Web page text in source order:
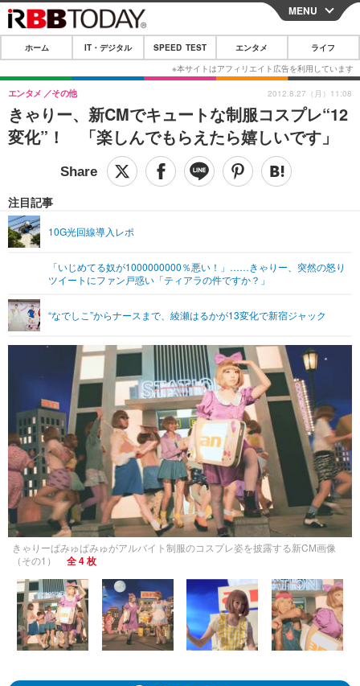
CLOSE
ホーム
IT・デジタル
IT・デジタルTOP スマートフォン
ガジェット・ツール
ショッピング その他
SPEED TEST
エンタメTOP 映画・ドラマ
グラビア ブログ
ショッピング その他
ライフTOP
その他
リリース一覧
MENU
ホーム IT・デジタル SPEED TEST エンタメ ライフ
きゃりー、新CMでキュートな制服コスプレ“12
変化”！ 「楽しんでもらえたら嬉しいです」
エンタメ その他
注目記事
10G光回線導入レポ
「いじめてる奴が1000000000％悪い！」……きゃりー、突然の怒り
ツイートにファン戸惑い「ティアラの件ですか？」
“なでしこ”からナースまで、綾瀬はるかが13変化で新宿ジャック
2012.8.27（月）11:08
きゃりーぱみゅぱみゅがアルバイト制服のコスプレ姿を披露する新CM画像
（その1）
全 4 枚